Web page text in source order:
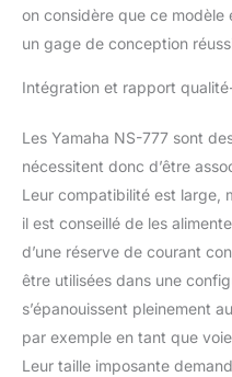
on considère que ce modèle
un gage de conception
Intégration et rapport
Les Yamaha NS-777 sont
nécessitent donc d’être
Leur compatibilité est large,
il est conseillé de les
d’une réserve de courant
être utilisées dans une
s’épanouissent pleinement
par exemple en tant que
Leur taille imposante